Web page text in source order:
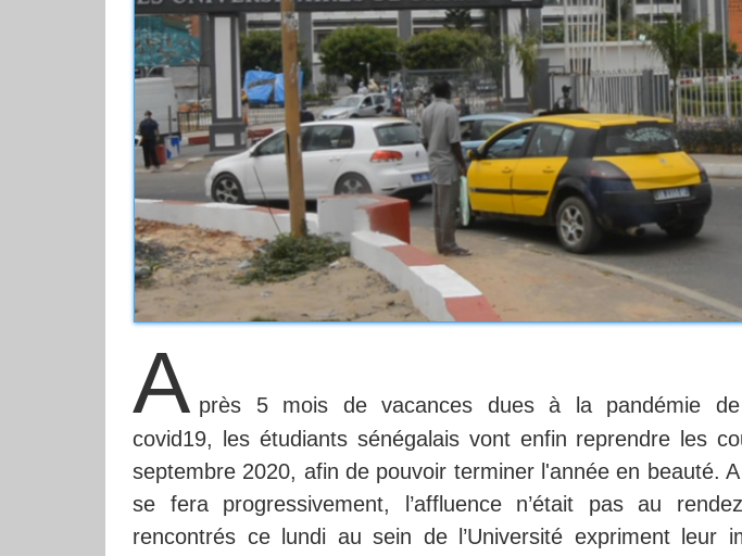
A près 5 mois de vacances dues à la pandémie
covid19, les étudiants sénégalais vont enfin reprendre les
septembre 2020, afin de pouvoir terminer l'année en beauté.
se fera progressivement, l’affluence n’était pas au
rencontrés ce lundi au sein de l’Université expriment leur